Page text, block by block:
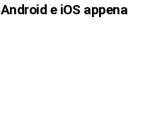
e iOS appena